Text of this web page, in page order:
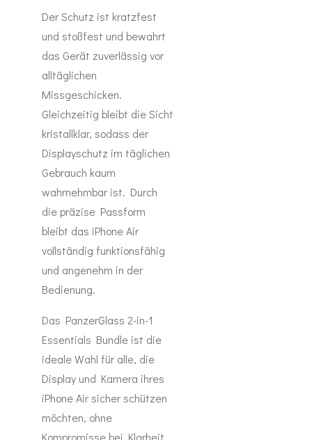
Der Schutz ist kratzfest
und stoßfest und bewahrt
das Gerät zuverlässig vor
alltäglichen
Missgeschicken.
Gleichzeitig bleibt die Sicht
kristallklar, sodass der
Displayschutz im täglichen
Gebrauch kaum
wahrnehmbar ist. Durch
die präzise Passform
bleibt das iPhone Air
vollständig funktionsfähig
und angenehm in der
Bedienung.
Das PanzerGlass 2-in-1
Essentials Bundle ist die
ideale Wahl für alle, die
Display und Kamera ihres
iPhone Air sicher schützen
möchten, ohne
Kompromisse bei Klarheit,